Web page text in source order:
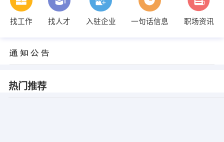
找工作 找人才 入驻企业 一句话信息 职场资讯
热门推荐